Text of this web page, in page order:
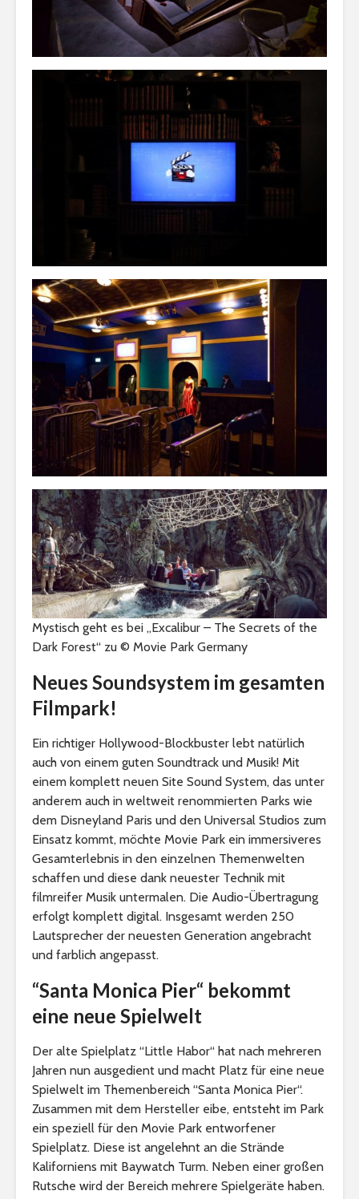
Mystisch geht es bei „Excalibur – The Secrets of the
Dark Forest“ zu © Movie Park Germany
Neues Soundsystem im gesamten
Filmpark!
Ein richtiger Hollywood-Blockbuster lebt natürlich
auch von einem guten Soundtrack und Musik! Mit
einem komplett neuen Site Sound System, das unter
anderem auch in weltweit renommierten Parks wie
dem Disneyland Paris und den Universal Studios zum
Einsatz kommt, möchte Movie Park ein immersiveres
Gesamterlebnis in den einzelnen Themenwelten
schaffen und diese dank neuester Technik mit
filmreifer Musik untermalen. Die Audio-Übertragung
erfolgt komplett digital. Insgesamt werden 250
Lautsprecher der neuesten Generation angebracht
und farblich angepasst.
“Santa Monica Pier“ bekommt
eine neue Spielwelt
Der alte Spielplatz “Little Habor“ hat nach mehreren
Jahren nun ausgedient und macht Platz für eine neue
Spielwelt im Themenbereich “Santa Monica Pier“.
Zusammen mit dem Hersteller eibe, entsteht im Park
ein speziell für den Movie Park entworfener
Spielplatz. Diese ist angelehnt an die Strände
Kaliforniens mit Baywatch Turm. Neben einer großen
Rutsche wird der Bereich mehrere Spielgeräte haben.